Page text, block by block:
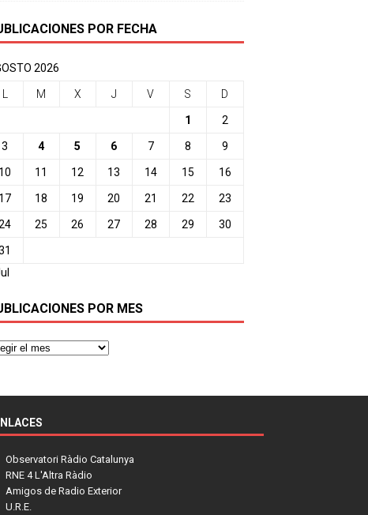
POR FECHA
2026
L M X J V S D
1 2
3 4 5 6 7 8 9
10 11 12 13 14 15 16
17 18 19 20 21 22 23
25 26 27 28 29 30
POR MES
Observatori Ràdio Catalunya
RNE 4 L'Altra Ràdio
Amigos de Radio Exterior
U.R.E.